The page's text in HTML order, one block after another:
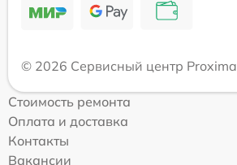
© 2026 Сервисный центр Proxima
Стоимость ремонта
Оплата и доставка
Контакты
Вакансии